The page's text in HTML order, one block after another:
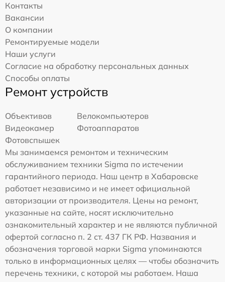
Контакты
Вакансии
О компании
Ремонтируемые модели
Наши услуги
Согласие на обработку персональных данных
Способы оплаты
Ремонт устройств
Объективов
Велокомпьютеров
Видеокамер
Фотоаппаратов
Фотовспышек
Мы занимаемся ремонтом и техническим
обслуживанием техники Sigma по истечении
гарантийного периода. Наш центр в Хабаровске
работает независимо и не имеет официальной
авторизации от производителя. Цены на ремонт,
указанные на сайте, носят исключительно
ознакомительный характер и не являются публичной
офертой согласно п. 2 ст. 437 ГК РФ. Названия и
обозначения торговой марки Sigma упоминаются
только в информационных целях — чтобы обозначить
перечень техники, с которой мы работаем. Наша